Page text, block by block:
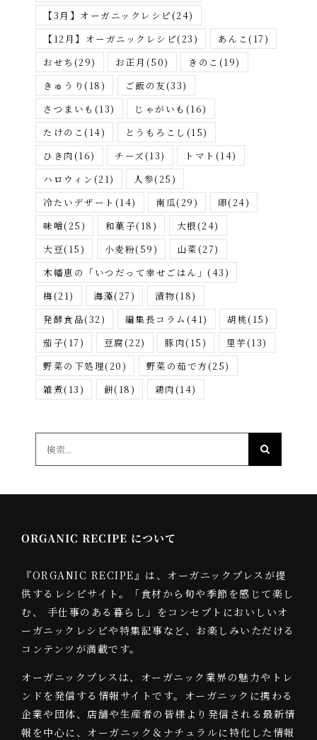
が
す
【3月】オーガニックレシピ(24)
【12月】オーガニックレシピ(23) あんこ(17)
おせち (29) お正月 (50) きのこ (19)
きゅうり (18) ご飯の友(33)
さつまいも (13) じゃがいも (16)
たけのこ(14) とうもろこし (15)
ひき肉(16) チーズ(13) トマト (14)
ハロウィン(21) 人参(25)
冷たいデザート (14) 南瓜(29) 卵(24)
味噌(25) 和菓子(18) 大根(24)
大豆(15) 小麦粉(59) 山菜(27)
木幡恵の「いつだって幸せごはん」 (43)
梅(21) 海藻(27) 漬物(18)
発酵食品(32) 編集長コラム (41) 胡桃(15)
茄子(17) 豆腐(22) 豚肉(15) 里芋(13)
野菜の下処理(20) 野菜の茹で方(25)
雑煮(13) 餅(18) 鶏肉(14)
ORGANIC RECIPE について
『ORGANIC RECIPE』は、オーガニックプレスが提
供するレシピサイト。「食材から旬や季節を感じて楽し
む、 手仕事のある暮らし」をコンセプトにおいしいオ
ーガニックレシピや特集記事など、お楽しみいただける
コンテンツが満載です。
オーガニックプレスは、オーガニック業界の魅力やトレ
ンドを発信する情報サイトです。オーガニックに携わる
企業や団体、店舗や生産者の皆様より発信される最新情
報を中心に、オーガニック＆ナチュラルに特化した情報